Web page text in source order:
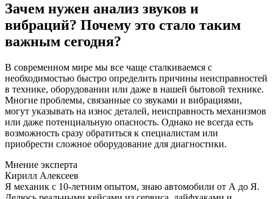
Зачем нужен анализ звуков и
вибраций? Почему это стало таким
важным сегодня?
В современном мире мы все чаще сталкиваемся с
необходимостью быстро определить причины неисправностей
в технике, оборудовании или даже в нашей бытовой технике.
Многие проблемы, связанные со звуками и вибрациями,
могут указывать на износ деталей, неисправность механизмов
или даже потенциальную опасность. Однако не всегда есть
возможность сразу обратиться к специалистам или
приобрести сложное оборудование для диагностики.
Мнение эксперта
Кирилл Алексеев
Я механик с 10-летним опытом, знаю автомобили от А до Я.